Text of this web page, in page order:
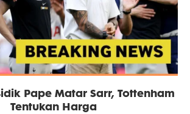
Pape Matar Sarr, Tottenham
Tentukan Harga